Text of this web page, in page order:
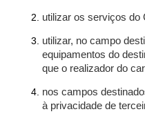
utilizar os serviços do
utilizar, no campo
equipamentos do
que o realizador do
nos campos
à privacidade de